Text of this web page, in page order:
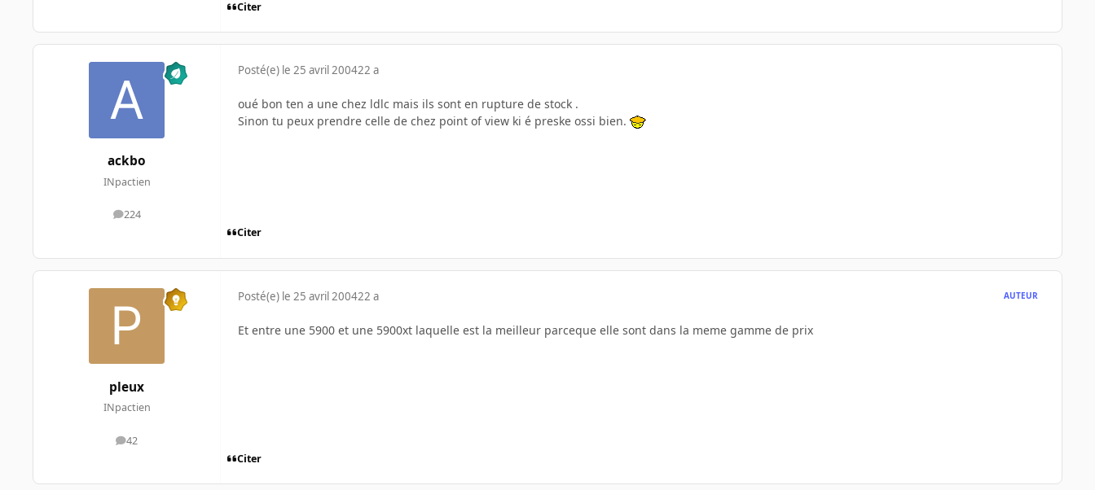
Citer
ackbo
INpactien
224
messages
Posté(e) le 25 avril 200422 a
oué bon ten a une chez ldlc mais ils sont en rupture de stock .
Sinon tu peux prendre celle de chez point of view ki é preske ossi bien.
Citer
pleux
INpactien
42
messages
Posté(e) le 25 avril 200422 a AUTEUR
Et entre une 5900 et une 5900xt laquelle est la meilleur parceque elle sont dans la meme gamme de prix
Citer